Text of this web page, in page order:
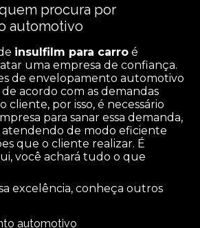
procura por
automotivo
insulfilm para carro é
uma empresa de confiança.
de envelopamento automotivo
acordo com as demandas
cliente, por isso, é necessário
para sanar essa demanda,
atendendo de modo eficiente
que o cliente realizar. É
você achará tudo o que
excelência, conheça outros
automotivo